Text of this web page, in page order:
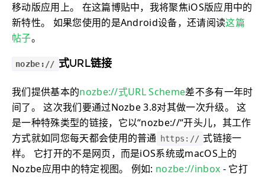
移动版应用上。 在这篇博贴中，我将聚焦iOS版应用中的
新特性。 如果您使用的是Android设备，还请阅读这篇
帖子。
nozbe:// 式URL链接
我们提供基本的nozbe://式URL Scheme差不多有一年时
间了。 这次我们要通过Nozbe 3.8对其做一次升级。 这
是一种特殊类型的链接，它以“nozbe://“开头儿，其工作
方式就如同您每天都会使用的普通 https:// 式链接一
样。 它打开的不是网页，而是iOS系统或macOS上的
Nozbe应用中的特定视图。 例如: nozbe://inbox - 它打